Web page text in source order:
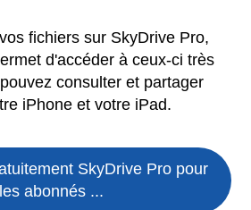
fichiers sur SkyDrive Pro,
d'accéder à ceux-ci très
consulter et partager
iPhone et votre iPad.
SkyDrive Pro pour
les abonnés ...